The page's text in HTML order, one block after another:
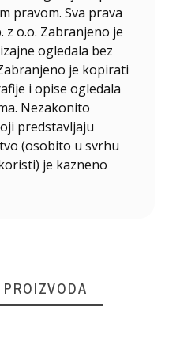
pravom. Sva prava
z o.o. Zabranjeno je
ogledala bez
je kopirati
i opise ogledala
Nezakonito
predstavljaju
(osobito u svrhu
je kazneno